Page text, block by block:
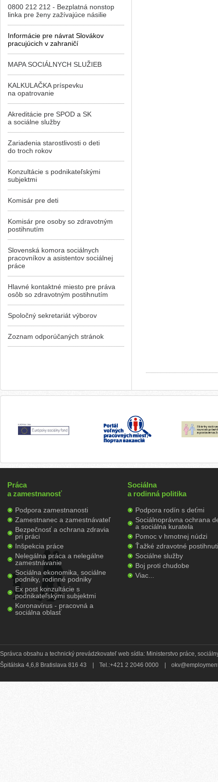
0800 212 212 - Bezplatná nonstop
linka pre ženy zažívajúce násilie
Informácie pre návrat Slovákov
pracujúcich v zahraničí
MAPA SOCIÁLNYCH SLUŽIEB
KALKULAČKA príspevku
na opatrovanie
Akreditácie pre SPOD a SK
a sociálne služby
Zariadenia starostlivosti o deti
do troch rokov
Konzultácie s podnikateľskými
subjektmi
Komisár pre deti
Komisár pre osoby so zdravotným
postihnutím
Slovenská komora sociálnych
pracovníkov a asistentov sociálnej
práce
Hlavné kontaktné miesto pre práva
osôb so zdravotným postihnutím
Spoločný sekretariát výborov
Zoznam odporúčaných stránok
Práca
a zamestnanosť
Podpora zamestnanosti
Zamestnanec a zamestnávateľ
Bezpečnosť a ochrana zdravia
pri práci
Inšpekcia práce
Nelegálna práca a nelegálne
zamestnávanie
Sociálna ekonomika, sociálne
podniky, rodinné podniky
Ex post konzultácie s
podnikateľskými subjektmi
Koronavírus - pracovná a
sociálna oblasť
Sociálna
a rodinná politika
Podpora rodín s deťmi
Sociálnoprávna ochrana
a sociálna kuratela
Pomoc v hmotnej núdzi
Ťažké zdravotné
Sociálne služby
Boj proti chudobe
Viac...
Správca obsahu a technický prevádzkovateľ web sídla: Ministerstvo práce,
Špitálska 4,6,8 Bratislava 816 43
Tel.:+421 2 2046 0000